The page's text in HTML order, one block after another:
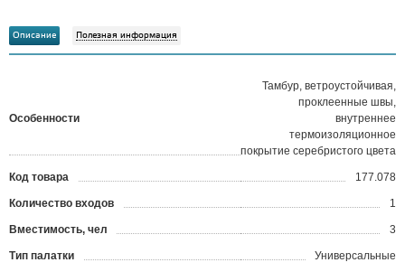
Описание Полезная информация
Особенности
Тамбур, ветроустойчивая,
проклеенные швы,
внутреннее
термоизоляционное
покрытие серебристого цвета
Код товара 177.078
Количество входов 1
Вместимость, чел 3
Тип палатки Универсальные